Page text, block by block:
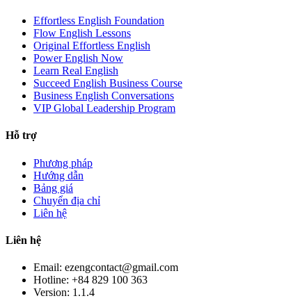
Effortless English Foundation
Flow English Lessons
Original Effortless English
Power English Now
Learn Real English
Succeed English Business Course
Business English Conversations
VIP Global Leadership Program
Hỗ trợ
Phương pháp
Hướng dẫn
Bảng giá
Chuyển địa chỉ
Liên hệ
Liên hệ
Email: ezengcontact@gmail.com
Hotline: +84 829 100 363
Version: 1.1.4